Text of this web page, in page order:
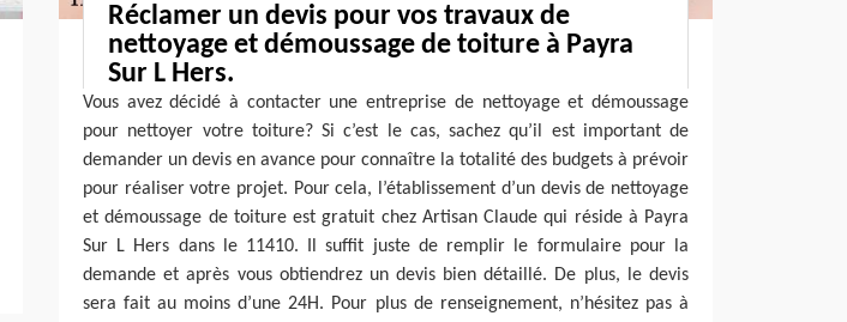
Réclamer un devis pour vos travaux de
nettoyage et démoussage de toiture à Payra
Sur L Hers.
Vous avez décidé à contacter une entreprise de nettoyage et démoussage
pour nettoyer votre toiture? Si c’est le cas, sachez qu’il est important de
demander un devis en avance pour connaître la totalité des budgets à prévoir
pour réaliser votre projet. Pour cela, l’établissement d’un devis de nettoyage
et démoussage de toiture est gratuit chez Artisan Claude qui réside à Payra
Sur L Hers dans le 11410. Il suffit juste de remplir le formulaire pour la
demande et après vous obtiendrez un devis bien détaillé. De plus, le devis
sera fait au moins d’une 24H. Pour plus de renseignement, n’hésitez pas à